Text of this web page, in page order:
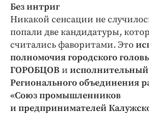
Без интриг
Никакой сенсации не
попали две кандидатуры,
считались фаворитами. Это
полномочия городского
ГОРОБЦОВ и
Регионального объединения
«Союз промышленников
и предпринимателей